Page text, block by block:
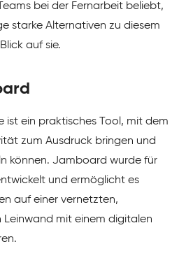
bei der Fernarbeit beliebt,
starke Alternativen zu diesem
auf sie.
ein praktisches Tool, mit dem
zum Ausdruck bringen und
können. Jamboard wurde für
und ermöglicht es
auf einer vernetzten,
mit einem digitalen